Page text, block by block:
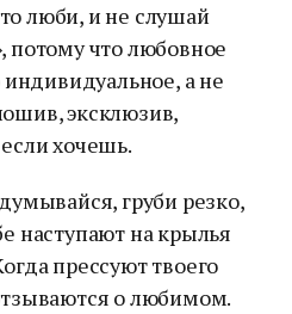
люби, и не слушай
потому что любовное
индивидуальное, а не
эксклюзив,
хочешь.
груби резко,
наступают на крылья
прессуют твоего
о любимом.